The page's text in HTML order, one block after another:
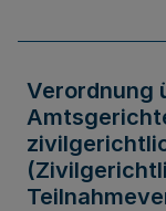
Verordnung